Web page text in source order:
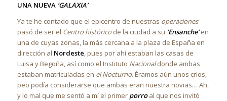
UNA NUEVA ‘GALAXIA’
Ya te he contado que el epicentro de nuestras operaciones
pasó de ser el Centro históricode la ciudad a su ‘Ensanche’en
una de cuyas zonas, la más cercana a la plaza de España en
dirección al Nordeste, pues por ahí estaban las casas de
Luisa y Begoña, así como el Instituto Nacionaldonde ambas
estaban matriculadas en el Nocturno. Éramos aún unos críos,
peo podía considerarse que ambas eran nuestra novias… Ah,
y lo mal que me sentó a mí el primer porroal que nos invitó